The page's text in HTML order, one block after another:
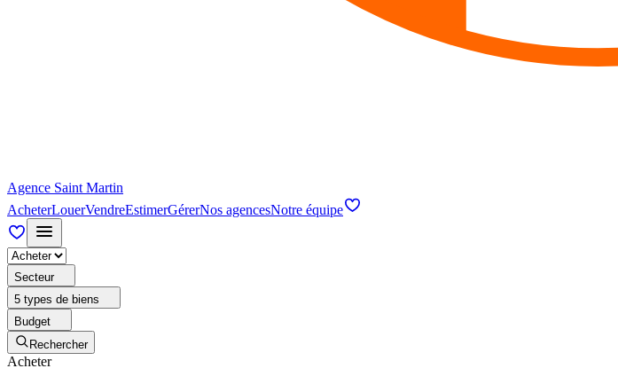
Agence Saint Martin
AcheterLouerVendreEstimerGérerNos agencesNotre équipe
Secteur
5 types de biens
Budget
Rechercher
Acheter